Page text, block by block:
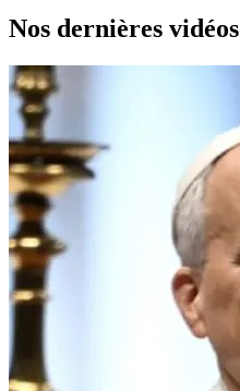
Nos dernières vidéos